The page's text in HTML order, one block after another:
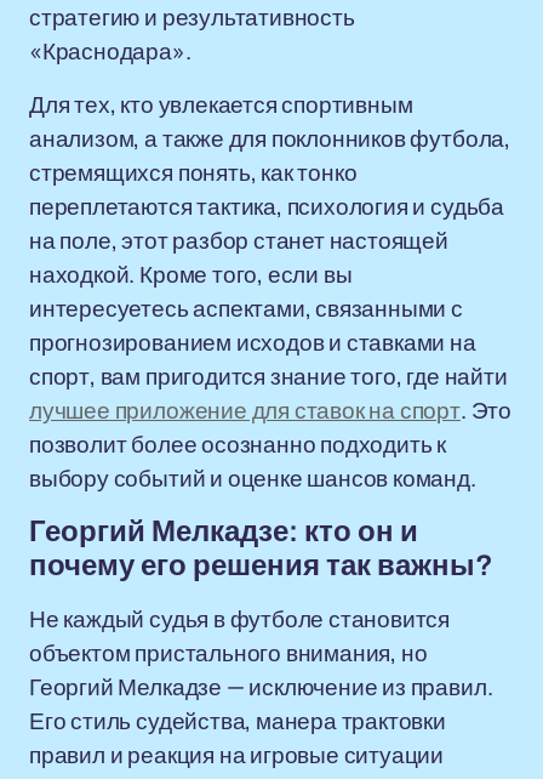
стратегию и результативность
«Краснодара».
Для тех, кто увлекается спортивным
анализом, а также для поклонников футбола,
стремящихся понять, как тонко
переплетаются тактика, психология и судьба
на поле, этот разбор станет настоящей
находкой. Кроме того, если вы
интересуетесь аспектами, связанными с
прогнозированием исходов и ставками на
спорт, вам пригодится знание того, где найти
лучшее приложение для ставок на спорт. Это
позволит более осознанно подходить к
выбору событий и оценке шансов команд.
Георгий Мелкадзе: кто он и
почему его решения так важны?
Не каждый судья в футболе становится
объектом пристального внимания, но
Георгий Мелкадзе — исключение из правил.
Его стиль судейства, манера трактовки
правил и реакция на игровые ситуации